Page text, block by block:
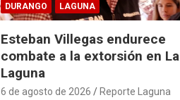
DURANGO LAGUNA
Esteban Villegas endurece
combate a la extorsión en La
Laguna
6 de agosto de 2026 Reporte Laguna